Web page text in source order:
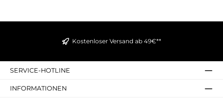
Kostenloser Versand ab 49€**
SERVICE-HOTLINE
INFORMATIONEN